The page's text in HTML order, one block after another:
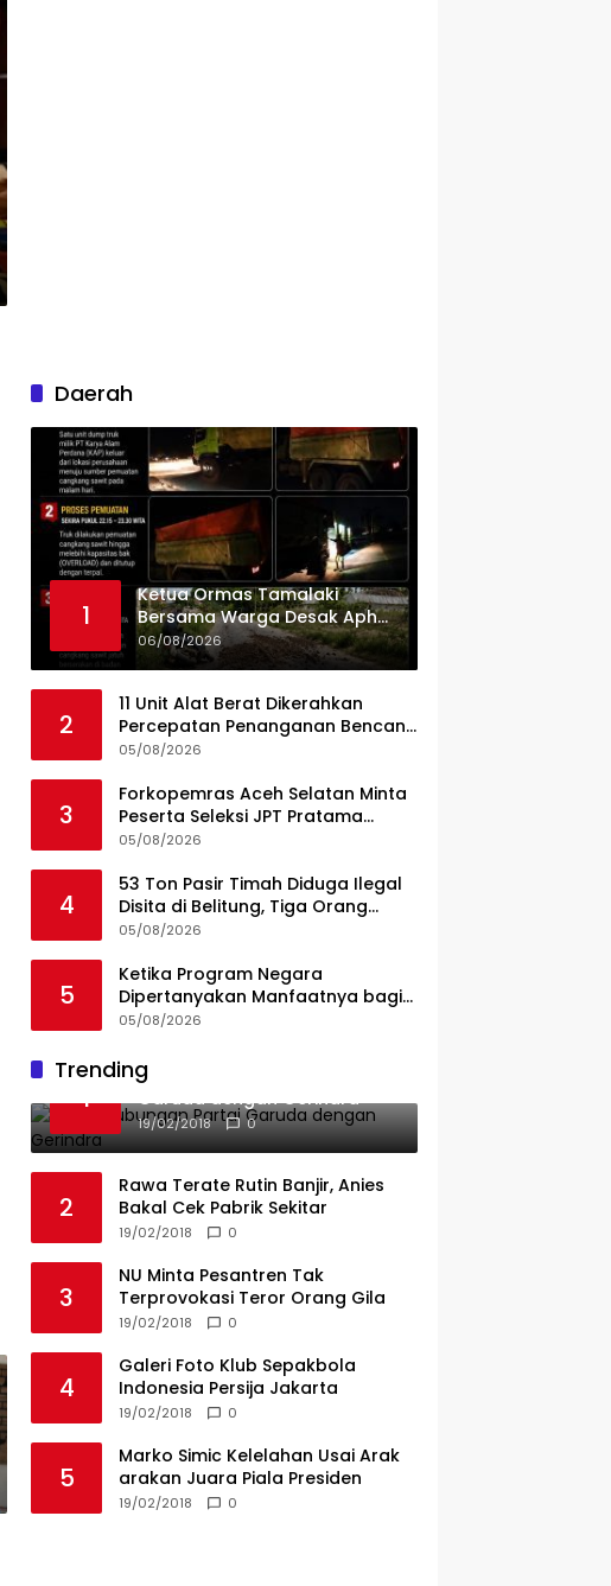
Daerah
1
Ketua Ormas Tamalaki
Bersama Warga Desak Aph
Dan Pemkab Konsel Tangkap
Pelaku Angkut Cangkang
Melintas Jalan Umum
06/08/2026
2
11 Unit Alat Berat Dikerahkan
Percepatan Penanganan Bencana
di Kelurahan Sipange Kecamatan
05/08/2026
3
Forkopemras Aceh Selatan Minta
Peserta Seleksi JPT Pratama
Andalkan Kompetensi dan
05/08/2026
4
53 Ton Pasir Timah Diduga Ilegal
Disita di Belitung, Tiga Orang
Diamankan, Dua Masih Diburu
05/08/2026
5
Ketika Program Negara
Dipertanyakan Manfaatnya bagi
Seluruh Penggiat Literasi
05/08/2026
Trending
1
Ini Dia Hubungan Partai
Garuda dengan Gerindra
19/02/2018 0
2
Rawa Terate Rutin Banjir, Anies
Bakal Cek Pabrik Sekitar
19/02/2018 0
3
NU Minta Pesantren Tak
Terprovokasi Teror Orang Gila
19/02/2018 0
4
Galeri Foto Klub Sepakbola
Indonesia Persija Jakarta
19/02/2018 0
5
Marko Simic Kelelahan Usai Arak
arakan Juara Piala Presiden
19/02/2018 0